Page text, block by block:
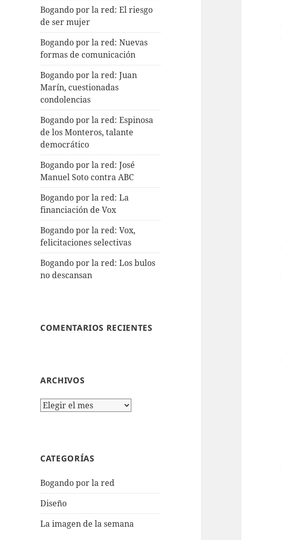
Bogando por la red: El riesgo
de ser mujer
Bogando por la red: Nuevas
formas de comunicación
Bogando por la red: Juan
Marín, cuestionadas
condolencias
Bogando por la red: Espinosa
de los Monteros, talante
democrático
Bogando por la red: José
Manuel Soto contra ABC
Bogando por la red: La
financiación de Vox
Bogando por la red: Vox,
felicitaciones selectivas
Bogando por la red: Los bulos
no descansan
COMENTARIOS RECIENTES
ARCHIVOS
Archivos
CATEGORÍAS
Bogando por la red
Diseño
La imagen de la semana